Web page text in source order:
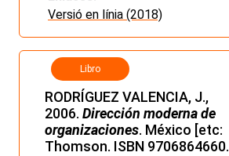
Versió en línia (2018)
Libro
RODRÍGUEZ VALENCIA, J.,
2006. Dirección moderna de
organizaciones. México [etc:
Thomson. ISBN 9706864660.